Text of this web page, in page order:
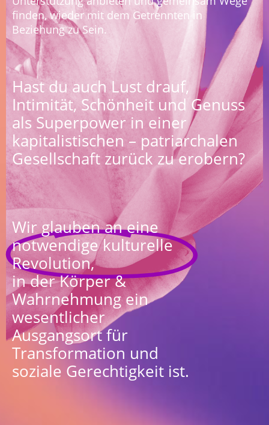
finden, wieder mit dem Getrennten in
Beziehung zu Sein.
Hast du auch Lust drauf,
Intimität, Schönheit und Genuss
als Superpower in einer
kapitalistischen – patriarchalen
Gesellschaft zurück zu erobern?
Wir glauben an eine
notwendige kulturelle
Revolution,
in der Körper &
Wahrnehmung ein
wesentlicher
Ausgangsort für
Transformation und
soziale Gerechtigkeit ist.